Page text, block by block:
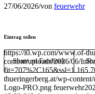
27/06/2026/von feuerwehr
Eintrag teilen
Share on Facebook
https://i0.wp.com/www.of-
content/uploads/2026/06/
fit=707%2C165&ssl=1 165
thueringerberg.at/wp-
Logo-PRO.png feuerwehr